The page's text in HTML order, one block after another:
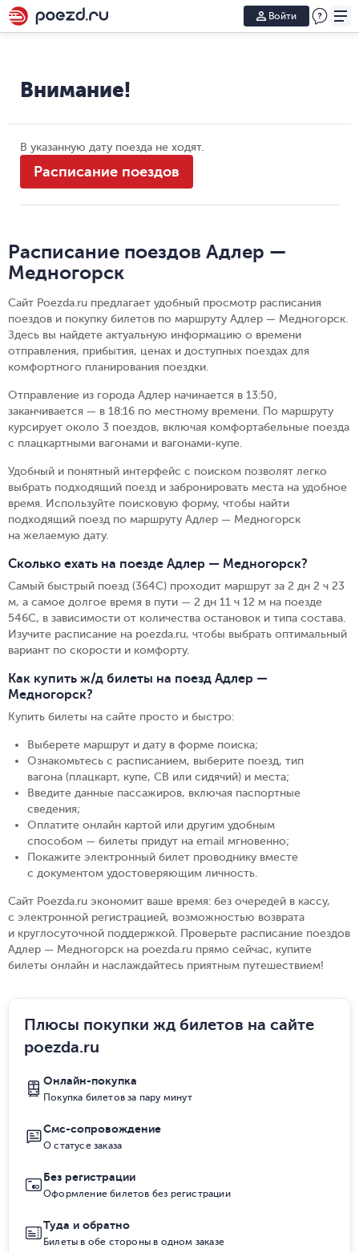
Войти
Внимание!
В указанную дату поезда не ходят.
Расписание поездов
Расписание поездов Адлер —
Медногорск
Сайт Poezda.ru предлагает удобный просмотр расписания
поездов и покупку билетов по маршруту Адлер — Медногорск.
Здесь вы найдете актуальную информацию о времени
отправления, прибытия, ценах и доступных поездах для
комфортного планирования поездки.
Отправление из города Адлер начинается в 13:50,
заканчивается — в 18:16 по местному времени. По маршруту
курсирует около 3 поездов, включая комфортабельные поезда
с плацкартными вагонами и вагонами-купе.
Удобный и понятный интерфейс с поиском позволят легко
выбрать подходящий поезд и забронировать места на удобное
время. Используйте поисковую форму, чтобы найти
подходящий поезд по маршруту Адлер — Медногорск
на желаемую дату.
Сколько ехать на поезде Адлер — Медногорск?
Самый быстрый поезд (364С) проходит маршрут за 2 дн 2 ч 23
м, а самое долгое время в пути — 2 дн 11 ч 12 м на поезде
546С, в зависимости от количества остановок и типа состава.
Изучите расписание на poezda.ru, чтобы выбрать оптимальный
вариант по скорости и комфорту.
Как купить ж/д билеты на поезд Адлер —
Медногорск?
Купить билеты на сайте просто и быстро:
Выберете маршрут и дату в форме поиска;
Ознакомьтесь с расписанием, выберите поезд, тип
вагона (плацкарт, купе, СВ или сидячий) и места;
Введите данные пассажиров, включая паспортные
сведения;
Оплатите онлайн картой или другим удобным
способом — билеты придут на email мгновенно;
Покажите электронный билет проводнику вместе
с документом удостоверяющим личность.
Сайт Poezda.ru экономит ваше время: без очередей в кассу,
с электронной регистрацией, возможностью возврата
и круглосуточной поддержкой. Проверьте расписание поездов
Адлер — Медногорск на poezda.ru прямо сейчас, купите
билеты онлайн и наслаждайтесь приятным путешествием!
Плюсы покупки жд билетов на сайте
poezda.ru
Онлайн-покупка
Покупка билетов за пару минут
Смс-сопровождение
О статусе заказа
Без регистрации
Оформление билетов без регистрации
Туда и обратно
Билеты в обе стороны в одном заказе